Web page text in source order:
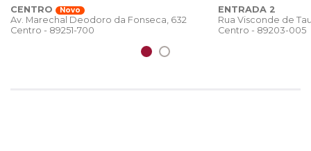
CENTRO
Novo
Av. Marechal Deodoro da Fonseca, 632
Centro - 89251-700
ENTRADA 2
Rua Visconde de
Centro - 89203-005